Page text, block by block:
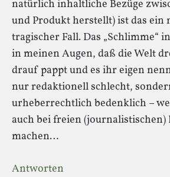
natürlich inhaltliche Bezüge
und Produkt herstellt) ist das ein
tragischer Fall. Das „Schlimme“
in meinen Augen, daß die Welt
drauf pappt und es ihr eigen
nur redaktionell schlecht,
urheberrechtlich bedenklich –
auch bei freien (journalistischen)
machen…
Antworten